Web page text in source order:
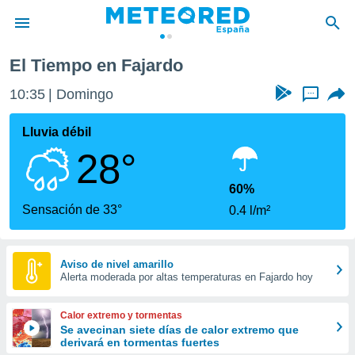
de
por
se
calidad.
a este
las
y
forma
digital
basada
El Tiempo en Fajardo
10:36 Domingo ...
Lluvia débil
28°
Sensación de 33°
60%
0.4 l/m²
Aviso de nivel amarillo
Alerta moderada por altas temperaturas en Fajardo hoy
Calor extremo y tormentas
Se avecinan siete días de calor extremo que
derivará en tormentas fuertes